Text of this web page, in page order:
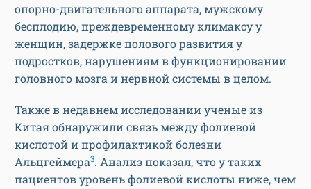
опорно-двигательного аппарата, мужскому
бесплодию, преждевременному климаксу у
женщин, задержке полового развития у
подростков, нарушениям в функционировании
головного мозга и нервной системы в целом.
Также в недавнем исследовании ученые из
Китая обнаружили связь между фолиевой
кислотой и профилактикой болезни
Альцгеймера3. Анализ показал, что у таких
пациентов уровень фолиевой кислоты ниже, чем